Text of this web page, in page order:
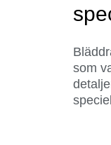
som